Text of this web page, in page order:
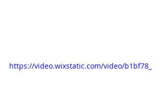
https://video.wixstatic.com/video/b1bf78_